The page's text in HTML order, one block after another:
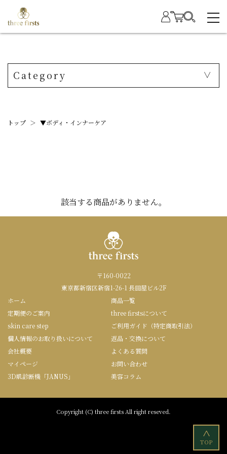
Category
トップ ＞ ▼ボディ・インナーケア
該当する商品がありません。
〒160-0022
東京都新宿区新宿1-26-1 長田屋ビル2F
ホーム
商品一覧
定期便のご案内
three firstsについて
skin care step
ご利用ガイド（特定商取引法）
個人情報のお取り扱いについて
返品・交換について
会社概要
よくある質問
マイページ
お問い合わせ
3D肌診断機「JANUS」
美容コラム
Copyright (C) three firsts All right reseved.
<
TOP